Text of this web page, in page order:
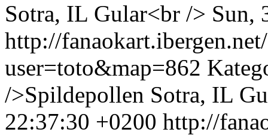
Sotra, IL Gular<br /> Sun,
http://
user=toto&map=862
/>Spildepollen Sotra, IL
22:37:30 +0200 http://